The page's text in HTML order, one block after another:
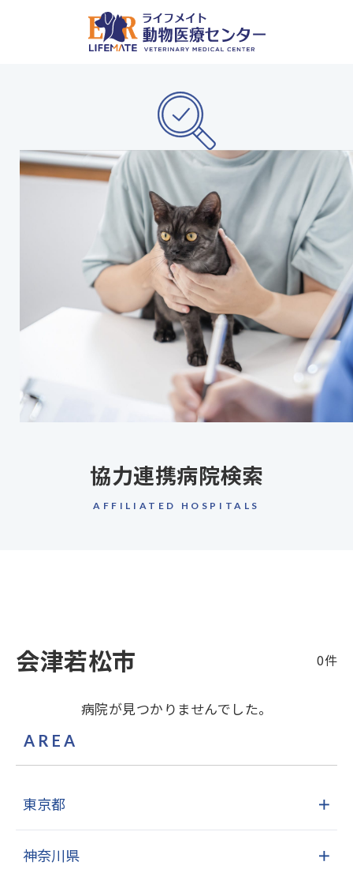
協力連携病院検索
AFFILIATED HOSPITALS
会津若松市 0件
病院が見つかりませんでした。
AREA
東京都 ＋
神奈川県 ＋